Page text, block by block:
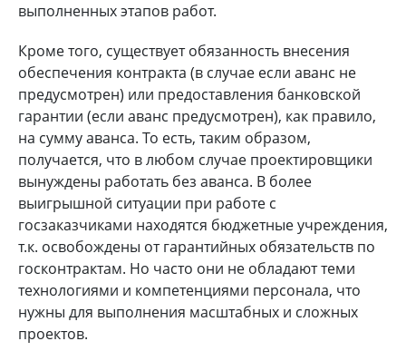
выполненных этапов работ.
Кроме того, существует обязанность внесения
обеспечения контракта (в случае если аванс не
предусмотрен) или предоставления банковской
гарантии (если аванс предусмотрен), как правило,
на сумму аванса. То есть, таким образом,
получается, что в любом случае проектировщики
вынуждены работать без аванса. В более
выигрышной ситуации при работе с
госзаказчиками находятся бюджетные учреждения,
т.к. освобождены от гарантийных обязательств по
госконтрактам. Но часто они не обладают теми
технологиями и компетенциями персонала, что
нужны для выполнения масштабных и сложных
проектов.